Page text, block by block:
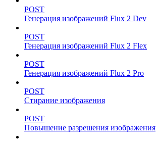
POST
Генерация изображений Flux 2 Dev
POST
Генерация изображений Flux 2 Flex
POST
Генерация изображений Flux 2 Pro
POST
Стирание изображения
POST
Повышение разрешения изображения